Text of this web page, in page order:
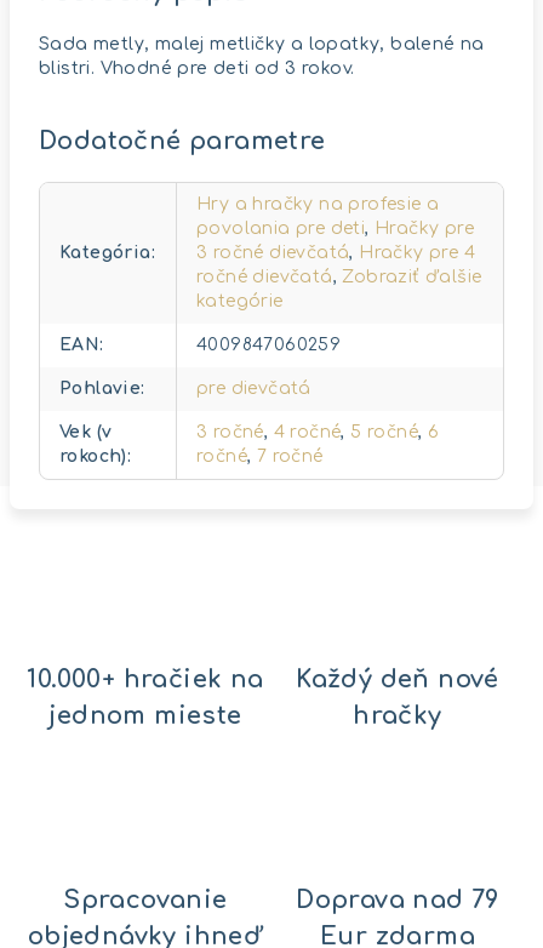
Sada metly, malej metličky a lopatky, balené na
blistri. Vhodné pre deti od 3 rokov.
Dodatočné parametre
Kategória:
Hry a hračky na profesie a
povolania pre deti, Hračky pre
3 ročné dievčatá, Hračky pre 4
ročné dievčatá, Zobraziť ďalšie
kategórie
EAN: 4009847060259
Pohlavie: pre dievčatá
Vek (v
rokoch):
3 ročné, 4 ročné, 5 ročné, 6
ročné, 7 ročné
10.000+ hračiek na
jednom mieste
Každý deň nové
hračky
Spracovanie
objednávky ihneď
Doprava nad 79
Eur zdarma